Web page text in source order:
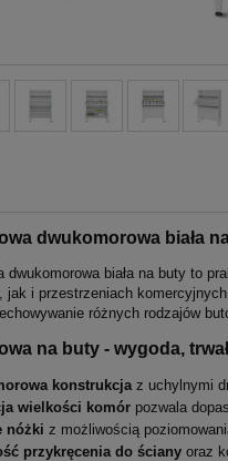
dwukomorowa biała
dwukomorowa biała na buty to
jak i przestrzeniach
różnych rodzajów
na buty - wygoda,
konstrukcja z uchylnymi
wielkości komór pozwala
nóżki z możliwością
przykręcenia do ściany oraz